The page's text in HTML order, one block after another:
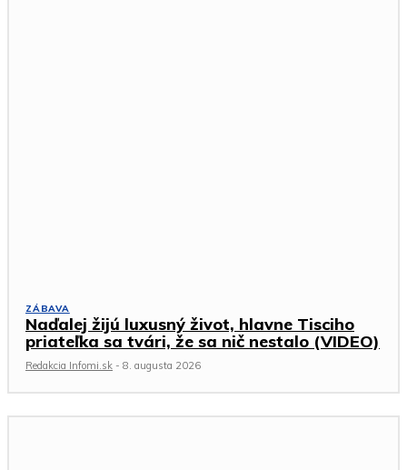
ZÁBAVA
Naďalej žijú luxusný život, hlavne Tisciho
priateľka sa tvári, že sa nič nestalo (VIDEO)
Redakcia Infomi.sk - 8. augusta 2026